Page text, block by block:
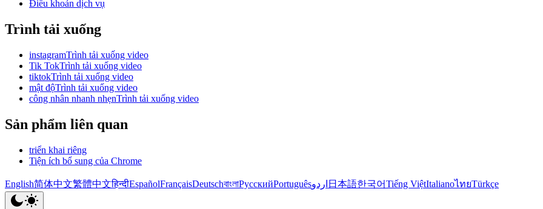
Điều khoản dịch vụ
Trình tải xuống
instagramTrình tải xuống video
Tik TokTrình tải xuống video
tiktokTrình tải xuống video
mật độTrình tải xuống video
công nhân nhanh nhẹnTrình tải xuống video
Sản phẩm liên quan
triển khai riêng
Tiện ích bổ sung của Chrome
English简体中文繁體中文हिन्दीEspañolFrançaisDeutschবাংলাРусскийPortuguêsاردو 日本語한국어Tiếng ViệtItalianoไทยTürkçe